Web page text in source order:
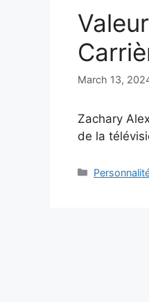
March 13,
Zachary
de la
Categories